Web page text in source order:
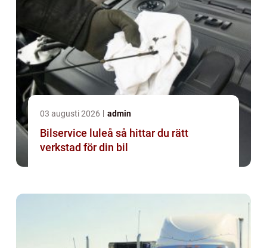
03 augusti 2026 admin
Bilservice luleå så hittar du rätt
verkstad för din bil